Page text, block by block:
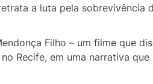
a luta pela sobrevivência
Filho – um filme que
Recife, em uma narrativa que